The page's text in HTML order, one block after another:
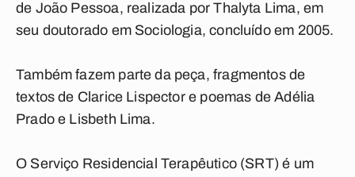
de João Pessoa, realizada por Thalyta Lima, em
seu doutorado em Sociologia, concluído em 2005.
Também fazem parte da peça, fragmentos de
textos de Clarice Lispector e poemas de Adélia
Prado e Lisbeth Lima.
O Serviço Residencial Terapêutico (SRT) é um